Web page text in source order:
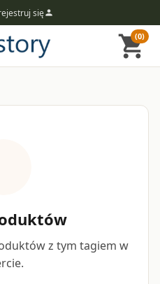
sięperson
shopping_cart
(0)
z tym tagiem w